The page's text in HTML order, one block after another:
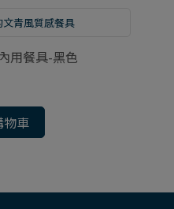
青風質感餐具
用餐具-黑色
物車